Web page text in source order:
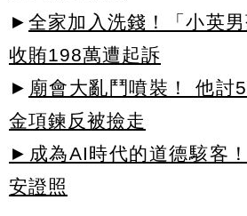
► 全家加入洗錢！「小英
收賄198萬遭起訴
► 廟會大亂鬥噴裝！ 他討
金項鍊反被撿走
►成為AI時代的道德駭客
安證照